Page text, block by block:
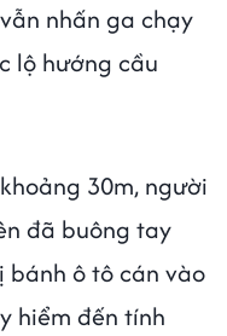
nhấn ga chạy
lộ hướng cầu
30m, người
đã buông tay
bánh ô tô cán vào
hiểm đến tính